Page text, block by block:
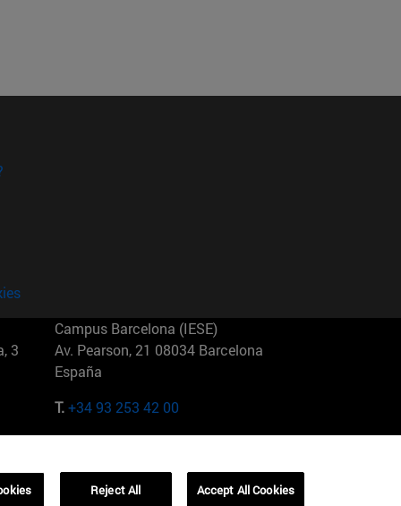
3
Campus Barcelona (IESE)
Av. Pearson, 21 08034 Barcelona
España
T.+34 93 253 42 00
01321001 Bela Vista Brasil
Reject All Accept All Cookies